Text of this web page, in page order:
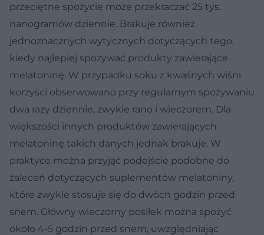
przeciętne spożycie może przekraczać 25 tys.
nanogramów dziennie. Brakuje również
jednoznacznych wytycznych dotyczących tego,
kiedy najlepiej spożywać produkty zawierające
melatoninę. W przypadku soku z kwaśnych wiśni
korzyści obserwowano przy regularnym spożywaniu
dwa razy dziennie, zwykle rano i wieczorem. Dla
większości innych produktów zawierających
melatoninę takich danych jednak brakuje. W
praktyce można przyjąć podejście podobne do
zaleceń dotyczących suplementów melatoniny,
które zwykle stosuje się do dwóch godzin przed
snem. Główny wieczorny posiłek można spożyć
około 4-5 godzin przed snem, uwzględniając